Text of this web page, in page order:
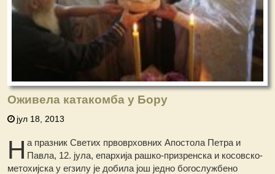
Оживела катакомба у Бору
јул 18, 2013
Н а празник Светих првоврховних Апостола Петра и
Павла, 12. јула, епархија рашко-призренска и косовско-
метохијска у егзилу је добила још једно богослужбено